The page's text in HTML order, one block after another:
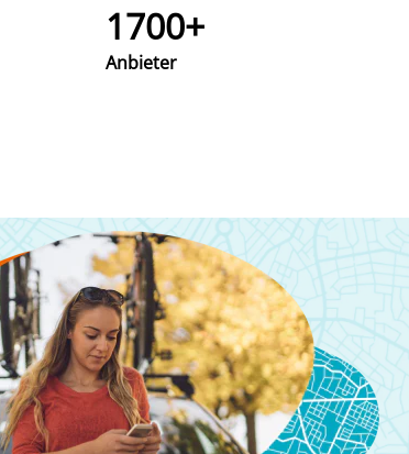
1700+
Anbieter